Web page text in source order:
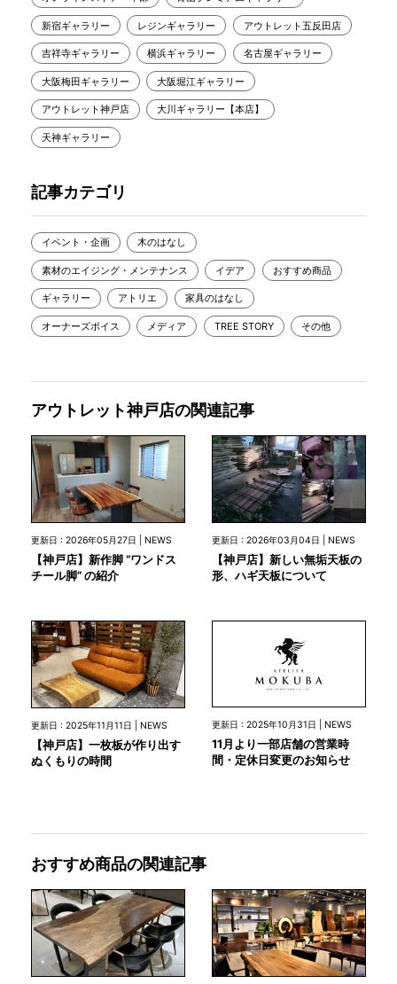
新宿ギャラリー レジンギャラリー アウトレット五反田店
吉祥寺ギャラリー 横浜ギャラリー 名古屋ギャラリー
大阪梅田ギャラリー 大阪堀江ギャラリー
アウトレット神戸店 大川ギャラリー【本店】
天神ギャラリー
記事カテゴリ
イベント・企画 木のはなし
素材のエイジング・メンテナンス イデア おすすめ商品
ギャラリー アトリエ 家具のはなし
オーナーズボイス メディア TREE STORY その他
アウトレット神戸店の関連記事
更新日 : 2026年05月27日 | NEWS
【神戸店】新作脚 “ワンドス
チール脚” の紹介
更新日 : 2026年03月04日 | NEWS
【神戸店】新しい無垢天板の
形、ハギ天板について
更新日 : 2025年11月11日 | NEWS
【神戸店】一枚板が作り出す
ぬくもりの時間
更新日 : 2025年10月31日 | NEWS
11月より一部店舗の営業時
間・定休日変更のお知らせ
おすすめ商品の関連記事